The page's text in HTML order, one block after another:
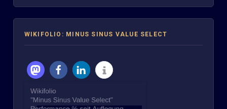
WIKIFOLIO: MINUS SINUS VALUE SELECT